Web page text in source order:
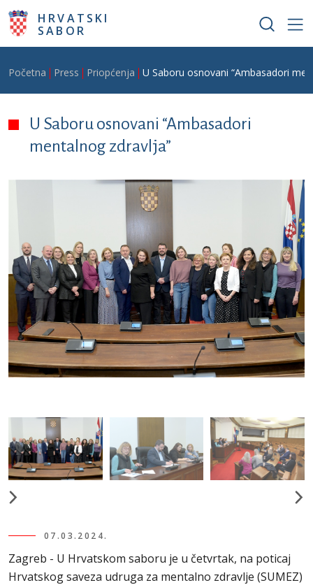
Skoči na glavni sadržaj
HRVATSKI
SABOR
Breadcrumb
Početna Press Priopćenja U Saboru osnovani “Ambasadori
U Saboru osnovani “Ambasadori
mentalnog zdravlja”
07.03.2024.
Zagreb - U Hrvatskom saboru je u četvrtak, na poticaj
Hrvatskog saveza udruga za mentalno zdravlje (SUMEZ)